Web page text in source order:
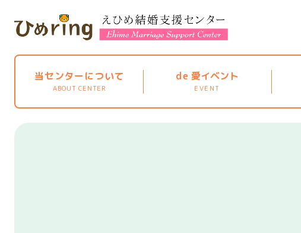
de 愛イベント
EVENT
当センターについて
ABOUT CENTER